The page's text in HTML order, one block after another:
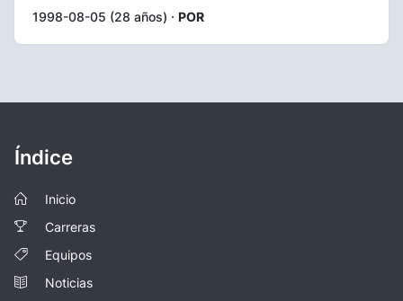
1998-08-05 (28 años) · POR
Índice
Inicio
Carreras
Equipos
Noticias